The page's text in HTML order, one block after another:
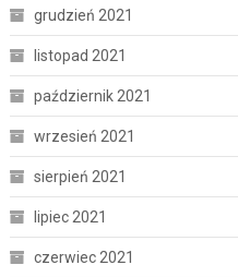
grudzień 2021
listopad 2021
październik 2021
wrzesień 2021
sierpień 2021
lipiec 2021
czerwiec 2021